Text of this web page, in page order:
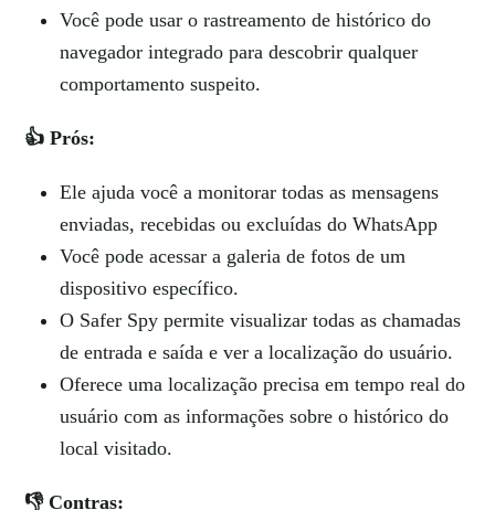
Você pode usar o rastreamento de histórico do
navegador integrado para descobrir qualquer
comportamento suspeito.
👍 Prós:
Ele ajuda você a monitorar todas as mensagens
enviadas, recebidas ou excluídas do WhatsApp
Você pode acessar a galeria de fotos de um
dispositivo específico.
O Safer Spy permite visualizar todas as chamadas
de entrada e saída e ver a localização do usuário.
Oferece uma localização precisa em tempo real do
usuário com as informações sobre o histórico do
local visitado.
👎 Contras: